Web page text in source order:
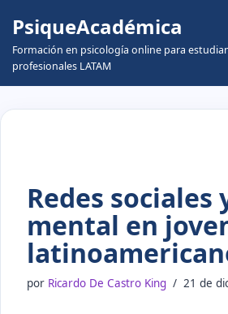
Skip
to
content
PsiqueAcadémica
Formación en psicología online para
profesionales LATAM
Redes sociales
mental en
por Ricardo De Castro King 21 de